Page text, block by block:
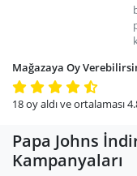
Mağazaya Oy
18oy aldı ve ortalaması
Papa Johns
Kampanyaları